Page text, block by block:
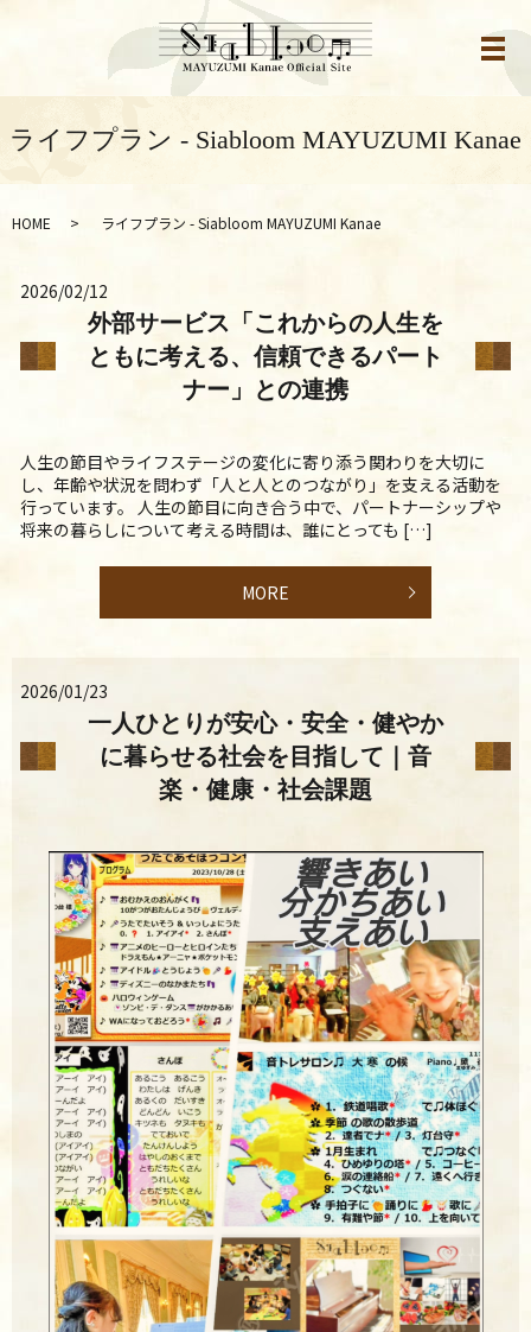
メ
ライフプラン - Siabloom MAYUZUMI Kanae
HOME ライフプラン - Siabloom MAYUZUMI Kanae
2026/02/12
外部サービス「これからの人生を
ともに考える、信頼できるパート
ナー」との連携
人生の節目やライフステージの変化に寄り添う関わりを大切に
し、年齢や状況を問わず「人と人とのつながり」を支える活動を
行っています。 人生の節目に向き合う中で、パートナーシップや
将来の暮らしについて考える時間は、誰にとっても […]
MORE
2026/01/23
一人ひとりが安心・安全・健やか
に暮らせる社会を目指して｜音
楽・健康・社会課題